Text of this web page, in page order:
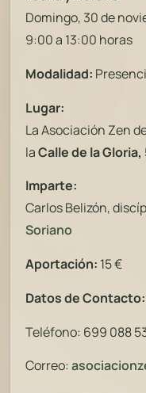
Domingo, 30 de
9:00 a 13:00 horas
Modalidad:
Lugar:
La Asociación Zen
laCalle de la Gloria,
Imparte:
Carlos Belizón,
Soriano
Aportación: 15 €
Datos de Contacto:
Teléfono: 699 088
Correo: